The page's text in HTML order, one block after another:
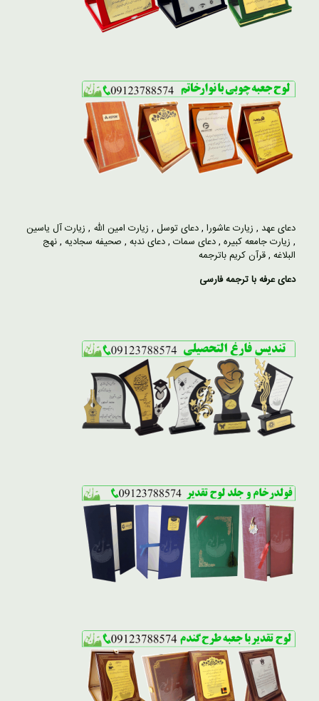
دعای عهد , زیارت عاشورا ,دعای توسل , زیارت امین الله , زیارت آل یاسین
, زیارت جامعه کبیره ,دعای سمات ,دعای ندبه , صحیفه سجادیه ,نهج
البلاغه ,قرآن کریم باترجمه
دعای عرفه با ترجمه فارسی